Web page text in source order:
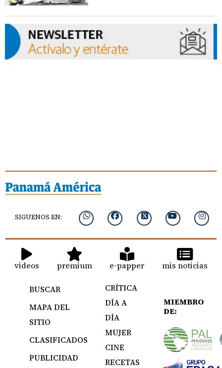
SIGUENOS EN:
videos premium e-papper mis noticias
BUSCAR
MAPA DEL
SITIO
CLASIFICADOS
PUBLICIDAD
CRÍTICA
DÍA A
DÍA
MUJER
CINE
RECETAS
MIEMBRO
DE: